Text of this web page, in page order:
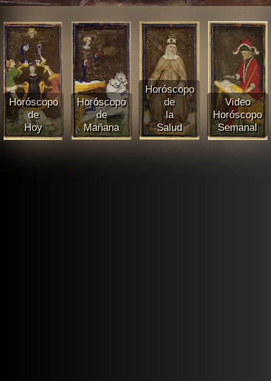
Horóscopo
de
Hoy
Horóscopo
de
Mañana
Horóscopo
de
la
Salud
Video
Horóscopo
Semanal